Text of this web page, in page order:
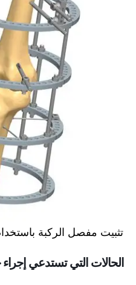
تثبيت مفصل الركبة
الحالات التي تستدعي